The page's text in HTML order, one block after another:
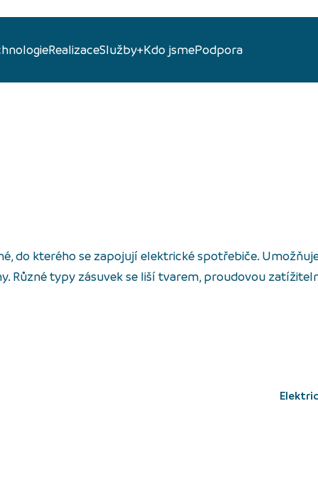
RealizaceSlužby+Kdo jsmePodpora
do kterého se zapojují elektrické spotřebiče.
Různé typy zásuvek se liší tvarem, proudovou